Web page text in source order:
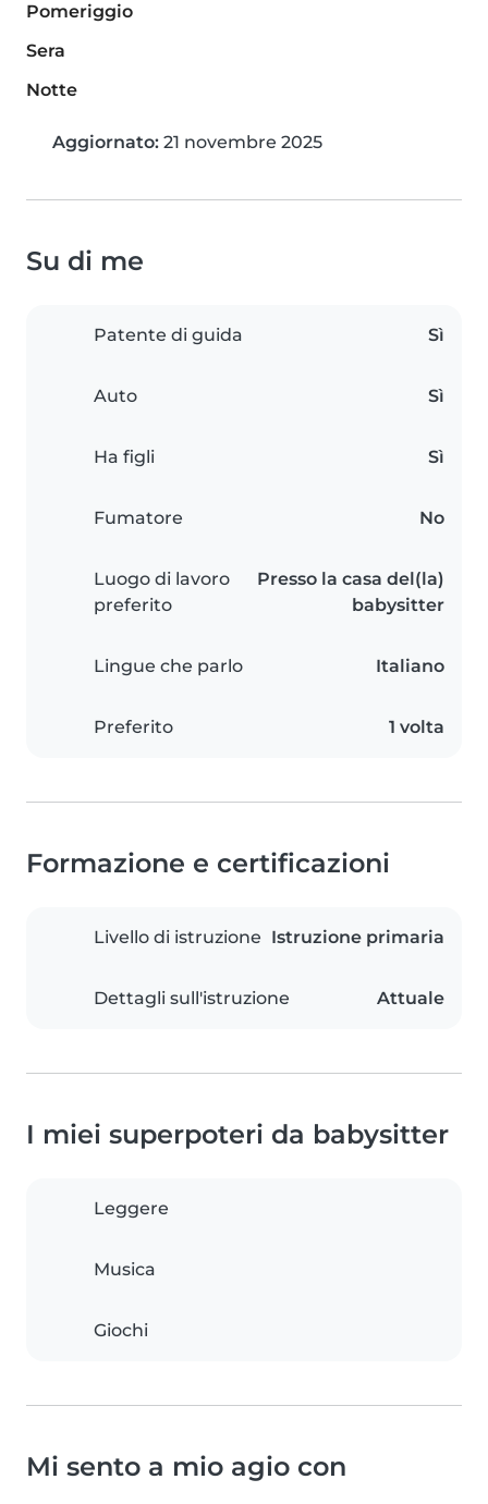
Pomeriggio
Sera
Notte
Aggiornato: 21 novembre 2025
Su di me
Patente di guida Sì
Auto Sì
Ha figli Sì
Fumatore No
Luogo di lavoro
preferito
Presso la casa del(la)
babysitter
Lingue che parlo Italiano
Preferito 1 volta
Formazione e certificazioni
Livello di istruzione Istruzione primaria
Dettagli sull'istruzione Attuale
I miei superpoteri da babysitter
Leggere
Musica
Giochi
Mi sento a mio agio con